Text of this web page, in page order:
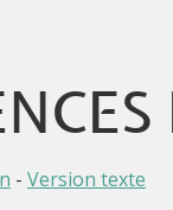
- Version texte